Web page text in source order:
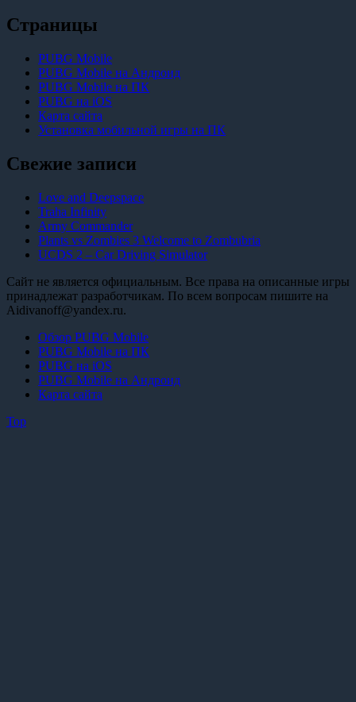
Страницы
PUBG Mobile
PUBG Mobile на Андроид
PUBG Mobile на ПК
PUBG на iOS
Карта сайта
Установка мобильной игры на ПК
Свежие записи
Love and Deepspace
Traha Infinity
Army Commander
Plants vs Zombies 3 Welcome to Zombubria
UCDS 2 – Car Driving Simulator
Сайт не является официальным. Все права на описанные игры
принадлежат разработчикам. По всем вопросам пишите на
Aidivanoff@yandex.ru.
Обзор PUBG Mobile
PUBG Mobile на ПК
PUBG на iOS
PUBG Mobile на Андроид
Карта сайта
Top